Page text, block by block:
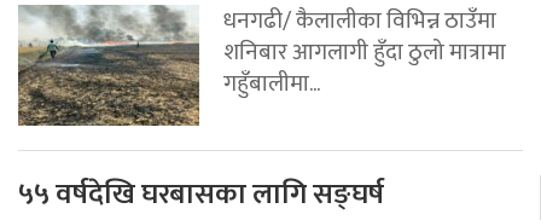
धनगढी/ कैलालीका विभिन्न ठाउँमा
शनिबार आगलागी हुँदा ठुलो मात्रामा
गहुँबालीमा...
५५ वर्षदेखि घरबासका लागि सङ्घर्ष